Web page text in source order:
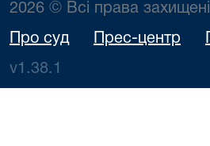
2026 © Всі права захищені
Про суд Прес-центр
v1.38.1